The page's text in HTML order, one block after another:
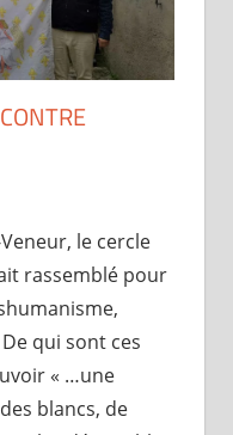
le cercle
rassemblé pour
qui sont ces
« …une
blancs, de